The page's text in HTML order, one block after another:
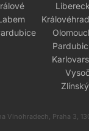
Vinohradech, Praha 3,